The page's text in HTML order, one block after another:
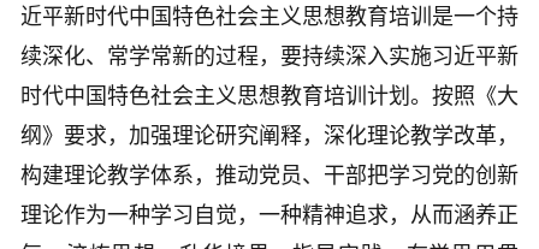
近平新时代中国特色社会主义思想教育培训是一个持
续深化、常学常新的过程，要持续深入实施习近平新
时代中国特色社会主义思想教育培训计划。按照《大
纲》要求，加强理论研究阐释，深化理论教学改革，
构建理论教学体系，推动党员、干部把学习党的创新
理论作为一种学习自觉，一种精神追求，从而涵养正